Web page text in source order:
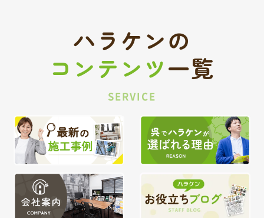
ハラケンの
コンテンツ一覧
SERVICE